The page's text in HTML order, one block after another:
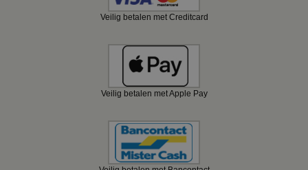
Veilig betalen met Creditcard
Veilig betalen met Apple Pay